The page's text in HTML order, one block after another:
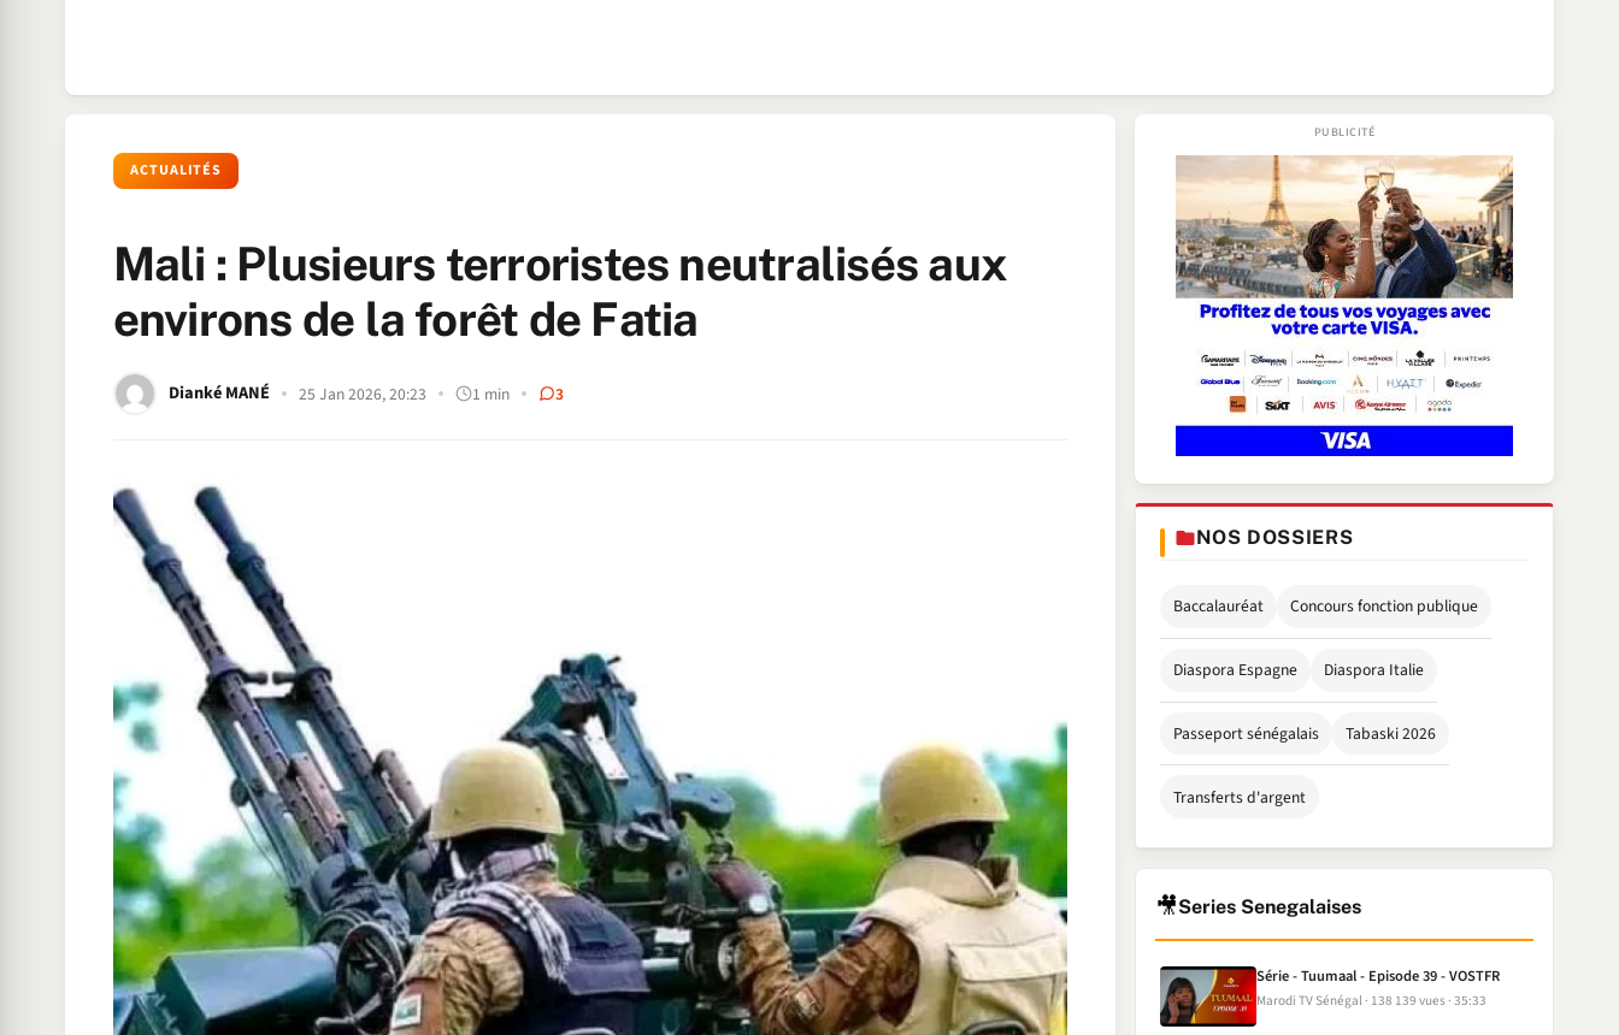
ACTUALITÉS
Mali : Plusieurs terroristes neutralisés aux
environs de la forêt de Fatia
Dianké MANÉ 25 Jan 2026, 20:23 1 min 3
NOS DOSSIERS
Baccalauréat Concours fonction publique
Diaspora Espagne Diaspora Italie
Passeport sénégalais Tabaski 2026
Transferts d'argent
🎥Series Senegalaises
Série - Tuumaal - Episode 39 - VOSTFR
Marodi TV Sénégal 138 139 vues 35:33